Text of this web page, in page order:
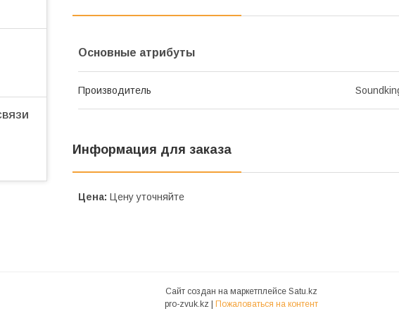
Основные атрибуты
Производитель
Информация для заказа
Цена: Цену уточняйте
Сайт создан на маркетплейсе Satu.kz
Пожаловаться на контент